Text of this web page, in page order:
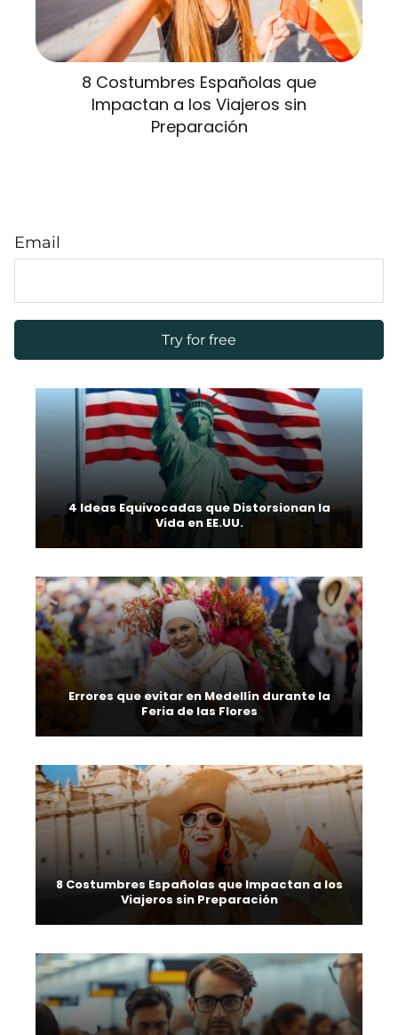
8 Costumbres Españolas que
Impactan a los Viajeros sin
Preparación
Email
4 Ideas Equivocadas que Distorsionan la
Vida en EE.UU.
Errores que evitar en Medellín durante la
Feria de las Flores
8 Costumbres Españolas que Impactan a los
Viajeros sin Preparación